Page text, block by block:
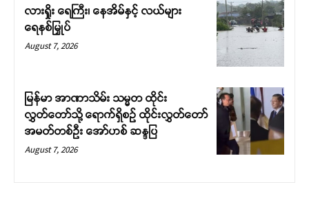
လားရှိုး ရေကြီး၊ နေအိမ်နှင့် လယ်များ
ရေနစ်မြှုပ်
August 7, 2026
မြန်မာ အာဏာသိမ်း သမ္မတ ထိုင်း
လွှတ်တော်သို့ ရောက်ရှိစဉ် ထိုင်းလွှတ်တော်
အမတ်တစ်ဦး အော်ဟစ် ဆန္ဒပြ
August 7, 2026